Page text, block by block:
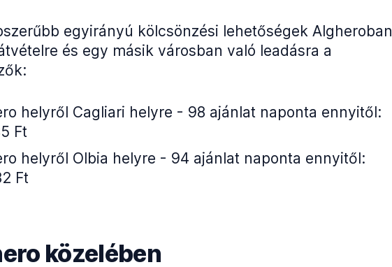
egyirányú kölcsönzési lehetőségek Algheroban
és egy másik városban való leadásra a
helyről Cagliari helyre - 98 ajánlat naponta ennyitől:
Ft
helyről Olbia helyre - 94 ajánlat naponta ennyitől:
Ft
közelében